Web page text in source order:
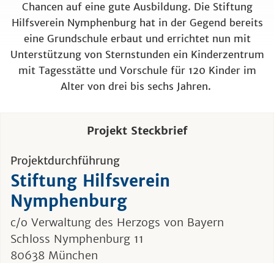
Chancen auf eine gute Ausbildung. Die Stiftung
Hilfsverein Nymphenburg hat in der Gegend bereits
eine Grundschule erbaut und errichtet nun mit
Unterstützung von Sternstunden ein Kinderzentrum
mit Tagesstätte und Vorschule für 120 Kinder im
Alter von drei bis sechs Jahren.
Projekt Steckbrief
Projektdurchführung
Stiftung Hilfsverein
Nymphenburg
c/o Verwaltung des Herzogs von Bayern
Schloss Nymphenburg 11
80638 München